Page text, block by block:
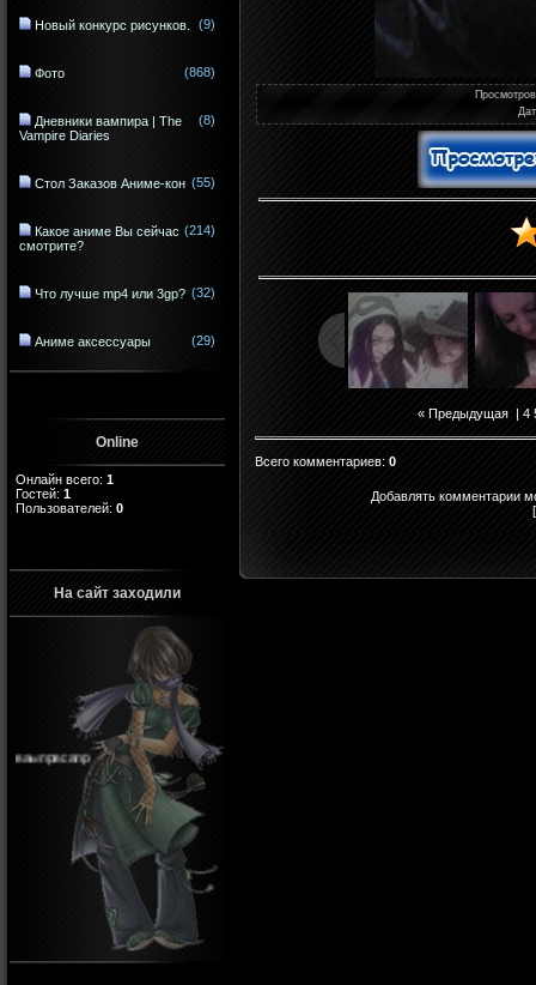
Новый конкурс рисунков. (9)
Фото (868)
Дневники вампира | The
Vampire Diaries
(8)
Стол Заказов Аниме-кон (55)
Какое аниме Вы сейчас
смотрите?
(214)
Что лучше mp4 или 3gp? (32)
Аниме аксессуары (29)
Online
Онлайн всего: 1
Гостей: 1
Пользователей: 0
На сайт заходили
Просмотров
« Предыдущая |4
Всего комментариев: 0
Добавлять комментарии